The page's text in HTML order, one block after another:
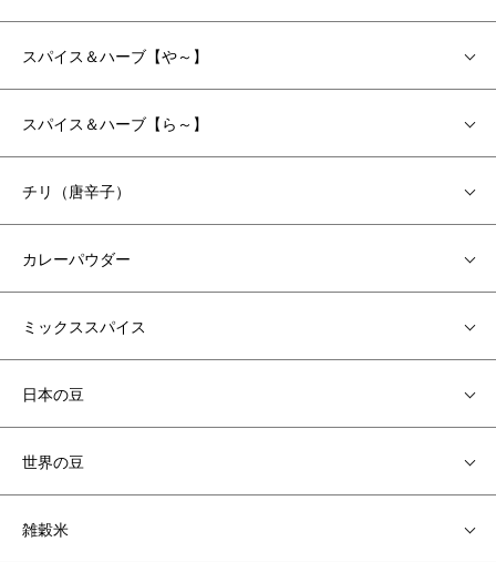
スパイス＆ハーブ【や～】
スパイス＆ハーブ【ら～】
チリ（唐辛子）
カレーパウダー
ミックススパイス
日本の豆
世界の豆
雑穀米